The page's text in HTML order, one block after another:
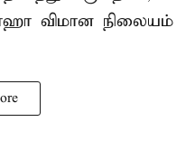
விமான நிலையம்